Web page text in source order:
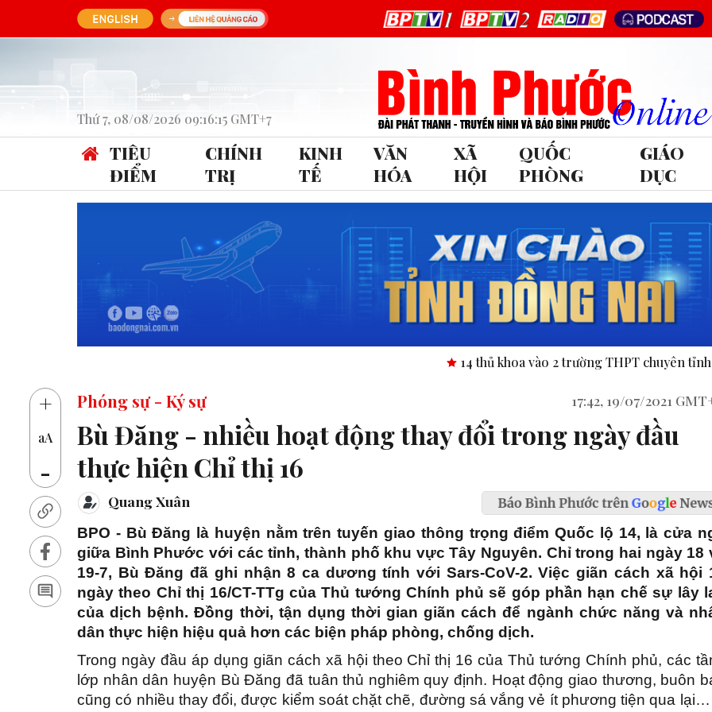
Thứ 7, 08/08/2026 09:16:15 GMT+7
TIÊU
ĐIỂM
CHÍNH
TRỊ
KINH
TẾ
VĂN
HÓA
XÃ
HỘI
QUỐC
PHÒNG
GIÁO
DỤC
14 thủ khoa vào 2 trường THPT chuyên tỉnh Bình Phước. Công bố
+
aA
-
Phóng sự - Ký sự 17:42, 19/07/2021
Bù Đăng - nhiều hoạt động thay đổi trong ngày đầu
thực hiện Chỉ thị 16
Quang Xuân
BPO - Bù Đăng là huyện nằm trên tuyến giao thông trọng điểm Quốc lộ 14, là cửa
giữa Bình Phước với các tỉnh, thành phố khu vực Tây Nguyên. Chỉ trong hai ngày 18
19-7, Bù Đăng đã ghi nhận 8 ca dương tính với Sars-CoV-2. Việc giãn cách xã hội
ngày theo Chỉ thị 16/CT-TTg của Thủ tướng Chính phủ sẽ góp phần hạn chế sự lây
của dịch bệnh. Đồng thời, tận dụng thời gian giãn cách để ngành chức năng và
dân thực hiện hiệu quả hơn các biện pháp phòng, chống dịch.
Trong ngày đầu áp dụng giãn cách xã hội theo Chỉ thị 16 của Thủ tướng Chính phủ, các
lớp nhân dân huyện Bù Đăng đã tuân thủ nghiêm quy định. Hoạt động giao thương, buôn
cũng có nhiều thay đổi, được kiểm soát chặt chẽ, đường sá vắng vẻ ít phương tiện qua